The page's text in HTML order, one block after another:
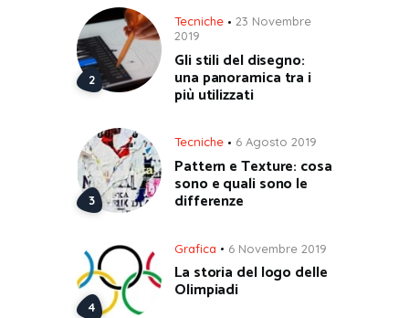
Tecniche
23 Novembre
2019
Gli stili del disegno:
una panoramica tra i
più utilizzati
Tecniche 6 Agosto 2019
Pattern e Texture: cosa
sono e quali sono le
differenze
Grafica 6 Novembre 2019
La storia del logo delle
Olimpiadi